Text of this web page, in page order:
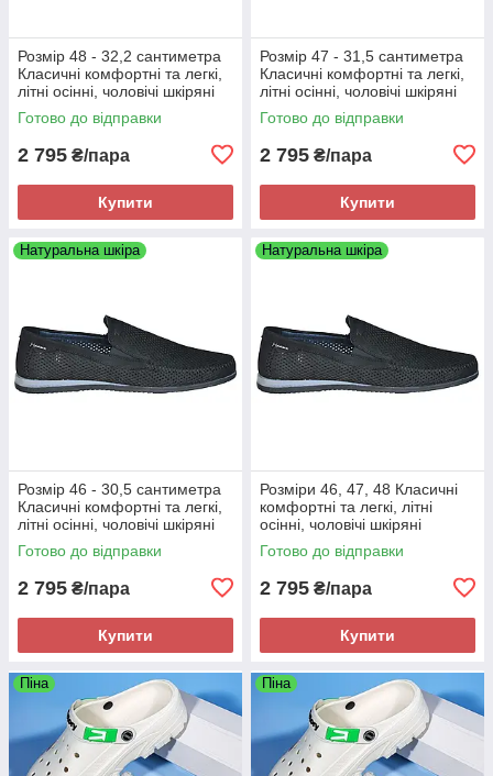
Розмір 48 - 32,2 сантиметра
Класичні комфортні та легкі,
літні осінні, чоловічі шкіряні
мокасини Maxus, чорні, на
підошві з піни
Готово до відправки
2 795 ₴/пара
Купити
Розмір 47 - 31,5 сантиметра
Класичні комфортні та легкі,
літні осінні, чоловічі шкіряні
мокасини Maxus, чорні, на
підошві з піни
Готово до відправки
2 795 ₴/пара
Купити
Натуральна шкіра
Розмір 46 - 30,5 сантиметра
Класичні комфортні та легкі,
літні осінні, чоловічі шкіряні
мокасини Maxus, чорні, на
підошві з піни
Готово до відправки
2 795 ₴/пара
Купити
Натуральна шкіра
Розміри 46, 47, 48 Класичні
комфортні та легкі, літні
осінні, чоловічі шкіряні
мокасини Maxus, чорні, на
підошві з піни
Готово до відправки
2 795 ₴/пара
Купити
Піна Піна